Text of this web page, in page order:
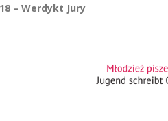
– Werdykt Jury